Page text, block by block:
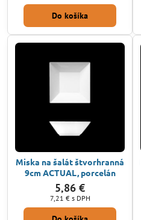
Do košíka
Miska na šalát štvorhranná
9cm ACTUAL, porcelán
5,86 €
7,21 € s DPH